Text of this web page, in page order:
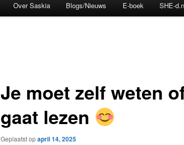
Over Saskia Blogs/Nieuws E-boek SHE-
Je moet zelf weten
gaat lezen
Geplaatst opapril 14, 2025